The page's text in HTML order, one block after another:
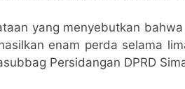
yang menyebutkan
enam perda selama
Persidangan DPRD